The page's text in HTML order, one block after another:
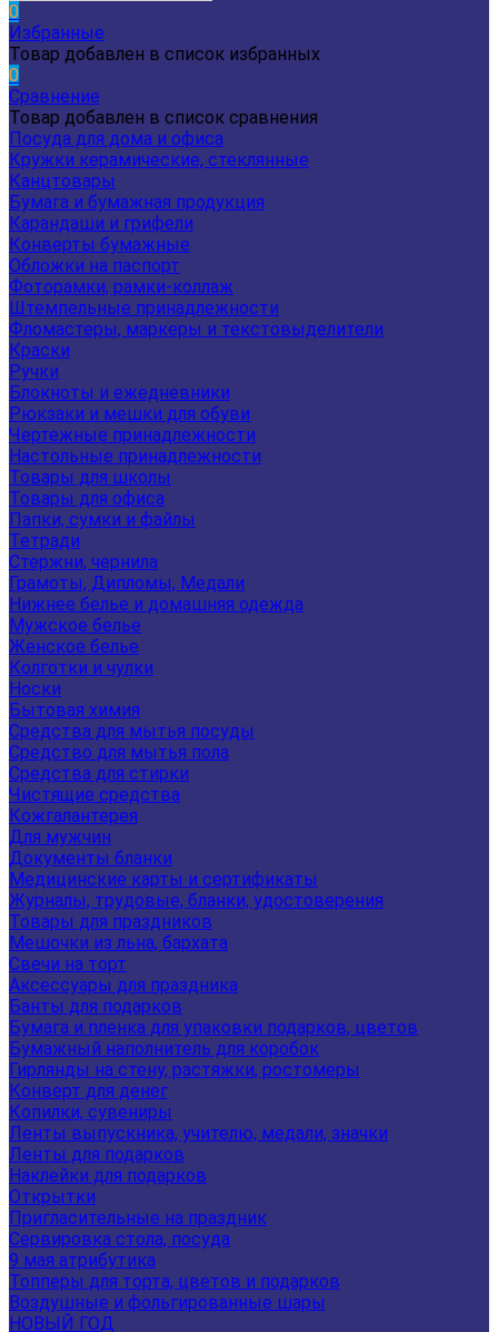
0
Избранные
Товар добавлен в список избранных
0
Сравнение
Товар добавлен в список сравнения
Посуда для дома и офиса
Кружки керамические, стеклянные
Канцтовары
Бумага и бумажная продукция
Карандаши и грифели
Конверты бумажные
Обложки на паспорт
Фоторамки, рамки-коллаж
Штемпельные принадлежности
Фломастеры, маркеры и текстовыделители
Краски
Ручки
Блокноты и ежедневники
Рюкзаки и мешки для обуви
Чертежные принадлежности
Настольные принадлежности
Товары для школы
Товары для офиса
Папки, сумки и файлы
Тетради
Стержни, чернила
Грамоты, Дипломы, Медали
Нижнее белье и домашняя одежда
Мужское белье
Женское белье
Колготки и чулки
Носки
Бытовая химия
Средства для мытья посуды
Средство для мытья пола
Средства для стирки
Чистящие средства
Кожгалантерея
Для мужчин
Документы бланки
Медицинские карты и сертификаты
Журналы, трудовые, бланки, удостоверения
Товары для праздников
Мешочки из льна, бархата
Свечи на торт
Аксессуары для праздника
Банты для подарков
Бумага и пленка для упаковки подарков, цветов
Бумажный наполнитель для коробок
Гирлянды на стену, растяжки, ростомеры
Конверт для денег
Копилки, сувениры
Ленты выпускника, учителю, медали, значки
Ленты для подарков
Наклейки для подарков
Открытки
Пригласительные на праздник
Сервировка стола, посуда
9 мая атрибутика
Топперы для торта, цветов и подарков
Воздушные и фольгированные шары
НОВЫЙ ГОД